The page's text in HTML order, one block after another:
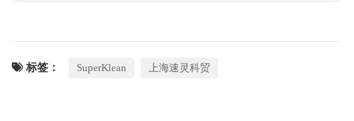
标签： SuperKlean 上海速灵科贸